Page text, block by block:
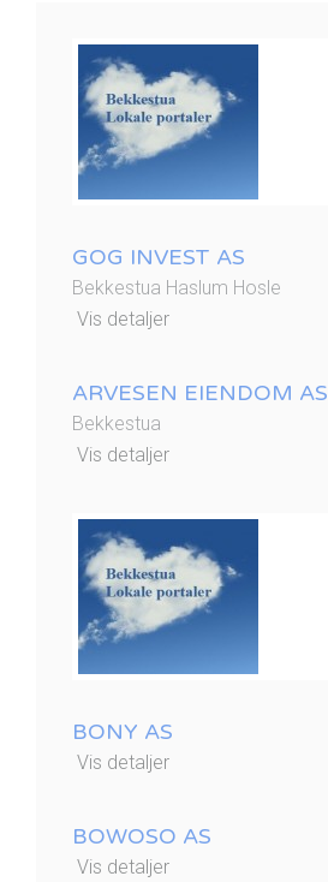
GOG INVEST AS
Bekkestua Haslum Hosle
Vis detaljer
ARVESEN EIENDOM AS
Bekkestua
Vis detaljer
BONY AS
Vis detaljer
BOWOSO AS
Vis detaljer